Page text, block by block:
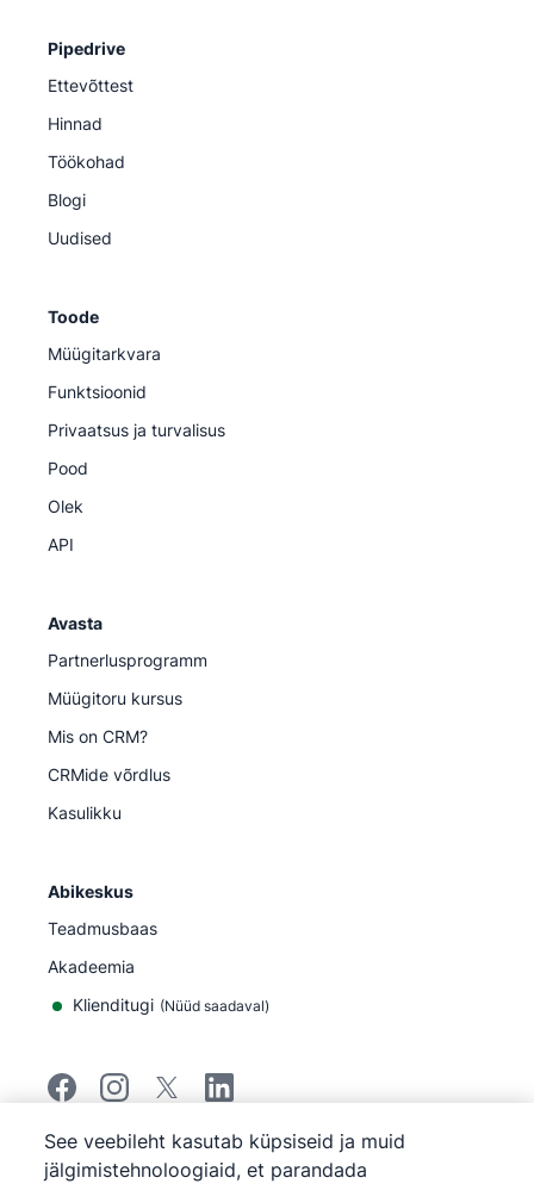
Pipedrive
Ettevõttest
Hinnad
Töökohad
Blogi
Uudised
Toode
Müügitarkvara
Funktsioonid
Privaatsus ja turvalisus
Pood
Olek
API
Avasta
Partnerlusprogramm
Müügitoru kursus
Mis on CRM?
CRMide võrdlus
Kasulikku
Abikeskus
Teadmusbaas
Akadeemia
Klienditugi (Nüüd saadaval)
©2026Pipedrive
Pipedrive
Teenuse tingimused
See veebileht kasutab küpsiseid ja muid
jälgimistehnoloogiaid, et parandada